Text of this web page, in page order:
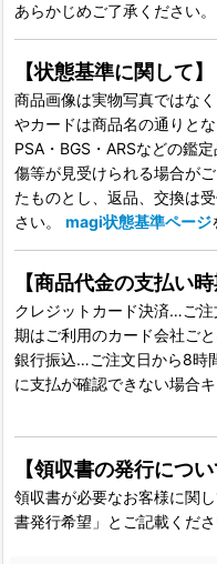
あらかじめご了承ください。
【状態基準に関して】
商品画像は実物写真ではな
やカードは商品名の通りと
PSA・BGS・ARSなどの鑑
傷等が見受けられる場合が
たものとし、返品、交換は
さい。 magi状態基準ページ
【商品代金の支払い時
クレジットカード決済…ご
期はご利用のカード会社ごと
銀行振込…ご注文日から8時
に支払が確認できない場合
【領収書の発行につい
領収書が必要なお客様に関
書発行希望」とご記載くださ